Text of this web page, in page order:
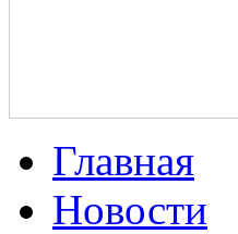
Главная
Новости